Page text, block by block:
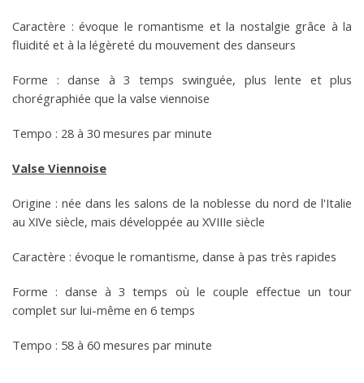
Caractère : évoque le romantisme et la nostalgie grâce à la
fluidité et à la légèreté du mouvement des danseurs
Forme : danse à 3 temps swinguée, plus lente et plus
chorégraphiée que la valse viennoise
Tempo : 28 à 30 mesures par minute
Valse Viennoise
Origine : née dans les salons de la noblesse du nord de l'Italie
au XIVe siècle, mais développée au XVIIIe siècle
Caractère : évoque le romantisme, danse à pas très rapides
Forme : danse à 3 temps où le couple effectue un tour
complet sur lui-même en 6 temps
Tempo : 58 à 60 mesures par minute